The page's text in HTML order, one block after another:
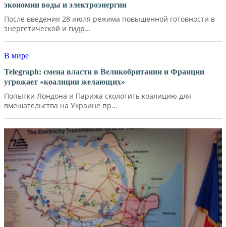
экономии воды и электроэнергии
После введения 28 июля режима повышенной готовности в
энергетической и гидр...
В мире
Telegraph: смена власти в Великобритании и Франции
угрожает «коалиции желающих»
Попытки Лондона и Парижа сколотить коалицию для
вмешательства на Украине пр...